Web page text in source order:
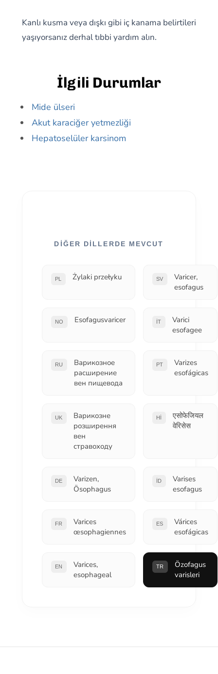
Kanlı kusma veya dışkı gibi iç kanama belirtileri
yaşıyorsanız derhal tıbbi yardım alın.
İlgili Durumlar
Mide ülseri
Akut karaciğer yetmezliği
Hepatoselüler karsinom
DIĞER DILLERDE MEVCUT
PL Żylaki przełyku SV
Varicer,
esofagus
NO Esofagusvaricer IT
Varici
esofagee
RU
Варикозное
расширение
вен пищевода
PT
Varizes
esofágicas
UK
Варикозне
розширення
вен
стравоходу
HI
एसोफेजियल
वेरिसेस
DE
Varizen,
Ösophagus
ID
Varises
esofagus
FR
Varices
œsophagiennes
ES
Várices
esofágicas
EN
Varices,
esophageal
TR
Özofagus
varisleri